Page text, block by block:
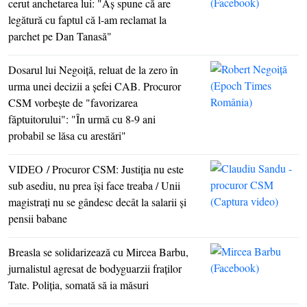
cerut anchetarea lui: "Aş spune că are
legătură cu faptul că l-am reclamat la
parchet pe Dan Tanasă"
Dosarul lui Negoiţă, reluat de la zero în
urma unei decizii a şefei CAB. Procuror
CSM vorbeşte de "favorizarea
făptuitorului": "În urmă cu 8-9 ani
probabil se lăsa cu arestări"
VIDEO /Procuror CSM: Justiţia nu este
sub asediu, nu prea îşi face treaba / Unii
magistraţi nu se gândesc decât la salarii şi
pensii babane
Breasla se solidarizează cu Mircea Barbu,
jurnalistul agresat de bodyguarzii fraţilor
Tate. Poliţia, somată să ia măsuri